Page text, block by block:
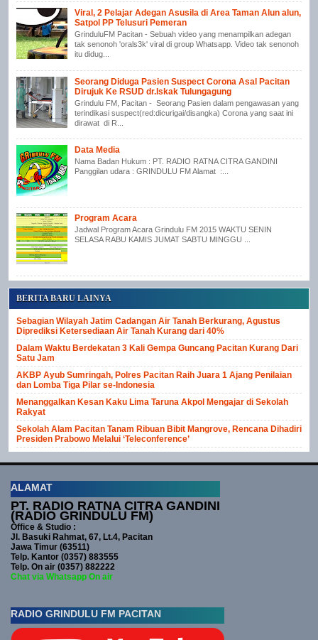
Viral, 2 Pelajar Adegan Asusila di Area Taman Alun alun,
Satpol PP Telusuri Pemeran
GrinduluFM Pacitan - Sebuah video yang menampilkan adegan
tak senonoh 'orals3k' viral di group Whatsapp. Video tak senonoh
itu didug...
Seorang Diduga Pasien Suspect Corona Asal Pacitan
Dirujuk Ke RSUD dr.Iskak Tulungagung
Grindulu FM, Pacitan - Seorang Pasien dalam pengawasan yang
terindikasi suspect(red:dicurigai/disangka) Corona yang saat ini
dirawat di R...
Data Media
Nama Badan Hukum : PT. RADIO RATNA CITRA GANDINI
Panggilan udara : GRINDULU FM Alamat :...
Program Acara
Jadwal Program Acara Grindulu FM 2015 WAKTU SENIN
SELASA RABU KAMIS JUMAT SABTU MINGGU ...
BERITA BARU LAINYA
Sebagian Wilayah Jatim Cadangan Air Tanah Berkurang, Agustus
Diprediksi Ketersediaan Air Tanah Kurang dari 40%
Dalam Waktu Berdekatan 3 Kali Gempa Guncang Pacitan Kurang Dari
Satu Jam
AKBP Ayub Sumringah, Polres Pacitan Raih Juara 1 Ajang Penilaian
dan Lomba Tiga Pilar se-Indonesia
Menanggalkan Kesan Kaku Lima Taruna Akpol Mengajar di Sekolah
Rakyat
Sekolah Alam Pacitan Tanam Ribuan Bibit Mangrove, Rencana Dihadiri
Presiden Prabowo Melalui ‘Teleconference’
ALAMAT
PT. RADIO RATNA CITRA GANDINI
(RADIO GRINDULU FM)
Office & Studio :
Jl. Basuki Rahmat, 67, Lt.4, Pacitan
Jawa Timur (63511)
Telp. Kantor (0357) 883555
Telp. On air (0357) 882222
Chat via Whatsapp On air
RADIO GRINDULU FM PACITAN